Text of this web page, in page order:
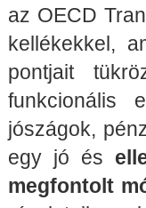
az OECD
kellékekkel,
pontjait
funkcionális
jószágok,
egy jó és
megfontolt